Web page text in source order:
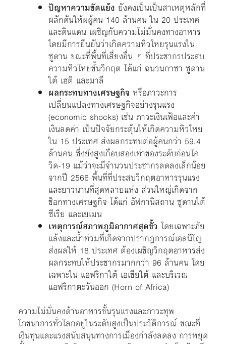
ปัญหาความขัดแย้ง ยังคงเป็นเป็นสาเหตุหลักที่
ผลักดันให้ผผู้คน 140 ล้านคน ใน 20 ประเทศ
และดินแดน เผชิญกับความไม่มั่นคงทางอาหาร
โดยมีการยืนยันว่าเกิดความหิวโหยรุนแรงใน
ซูดาน ขณะที่พื้นที่เสี่ยงอื่น ๆ ที่ประชากรประสบ
ความหิวโหยขั้นวิกฤต ได้แก่ ฉนวนกาซา ซูดาน
ใต้ เฮติ และมาลี
ผลกระทบทางเศรษฐกิจ หรือภาวะการ
เปลี่ยนแปลงทางเศรษฐกิจอย่างรุนแรง
(economic shocks) เช่น ภาวะเงินเฟ้อและค่า
เงินลดค่า เป็นปัจจัยกระตุ้นให้เกิดความหิวโหย
ใน 15 ประเทศ ส่งผลกระทบต่อผู้คนกว่า 59.4
ล้านคน ซึ่งยังสูงเกือบสองเท่าของระดับก่อนโค
วิด-19 แม้ว่าจะมีจำนวนประชากรลดลงเล็กน้อย
จากปี 2566 พื้นที่ที่ประสบวิกฤตอาหารรุนแรง
และยาวนานที่สุดหลายแห่ง ส่วนใหญ่เกิดจาก
ช็อกทางเศรษฐกิจ ได้แก่ อัฟกานิสถาน ซูดานใต้
ซีเรีย และเยเมน
เหตุการณ์สภาพภูมิอากาศสุดขั้วโดยเฉพาะภัย
แล้งและน้ำท่วมที่เกิดจากปรากฏการณ์เอลนีโญ
ส่งผลให้ 18 ประเทศ ต้องเผชิญวิกฤตอาหารส่ง
ผลกระทบให้ประชากรมากกว่า 96 ล้านคน โดย
เฉพาะใน แอฟริกาใต้ เอเชียใต้ และบริเวณ
แอฟริกาตะวันออก (Horn of Africa)
ความไม่มั่นคงด้านอาหารขั้นรุนแรงและภาวะทุพ
โภชนาการทั่วโลกอยู่ในระดับสูงเป็นประวัติการณ์ ขณะที่
เงินทุนและแรงสนับสนุนทางการเมืองกำลังลดลง การหยุด